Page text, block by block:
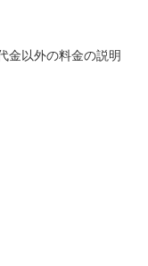
金以外の料金の説明